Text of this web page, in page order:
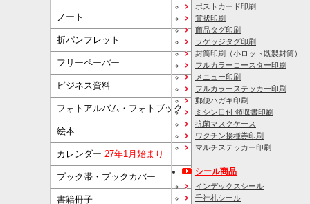
ノート
折パンフレット
フリーペーパー
ビジネス資料
フォトアルバム・フォトブック
絵本
カレンダー 27年1月始まり
ブック帯・ブックカバー
書籍冊子
ポストカード印刷
賞状印刷
商品タグ印刷
ラゲッジタグ印刷
封筒印刷
（小ロット既製封筒）
フルカラーコースター印刷
メニュー印刷
フルカラーステッカー印刷
郵便ハガキ印刷
ミシン目付 領収書印刷
抗菌マスクケース
ワクチン接種券印刷
マルチステッカー印刷
シール商品
インデックスシール
千社札シール